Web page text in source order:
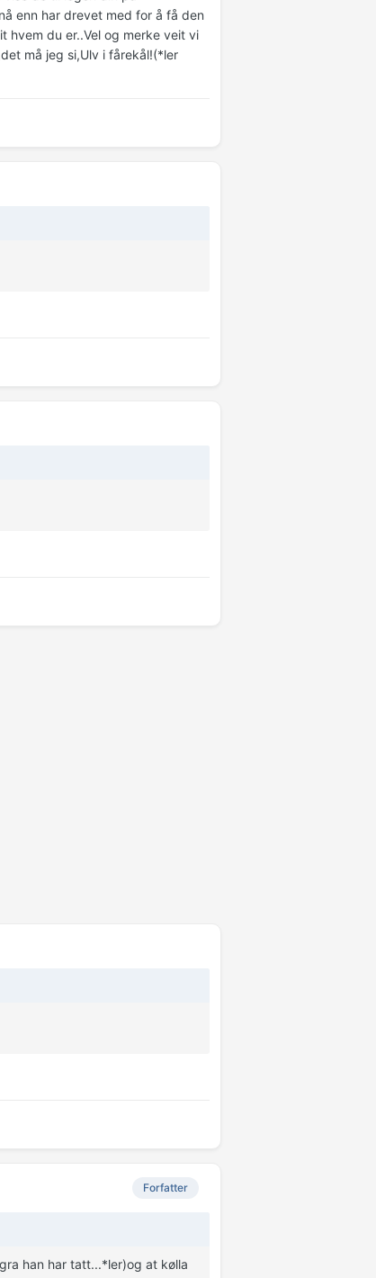
enn har drevet med for å få den
hvem du er..Vel og merke veit vi
må jeg si,Ulv i fårekål!(*ler
Forfatter
han har tatt...*ler)og at kølla